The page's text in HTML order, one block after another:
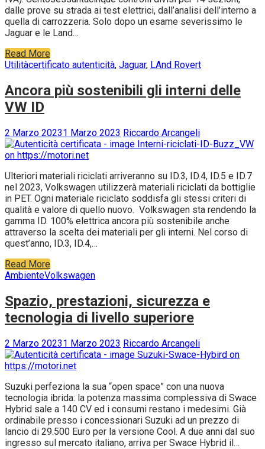
dalle prove su strada ai test elettrici, dall’analisi dell’interno a
quella di carrozzeria. Solo dopo un esame severissimo le
Jaguar e le Land…
Read More
Utilitàcertificato autenticità, Jaguar, LAnd Rovert
Ancora più sostenibili gli interni delle
VW ID
2 Marzo 20231 Marzo 2023 Riccardo Arcangeli
Ulteriori materiali riciclati arriveranno su ID.3, ID.4, ID.5 e ID.7
nel 2023, Volkswagen utilizzerà materiali riciclati da bottiglie
in PET. Ogni materiale riciclato soddisfa gli stessi criteri di
qualità e valore di quello nuovo. Volkswagen sta rendendo la
gamma ID. 100% elettrica ancora più sostenibile anche
attraverso la scelta dei materiali per gli interni. Nel corso di
quest’anno, ID.3, ID.4,…
Read More
AmbienteVolkswagen
Spazio, prestazioni, sicurezza e
tecnologia di livello superiore
2 Marzo 20231 Marzo 2023 Riccardo Arcangeli
Suzuki perfeziona la sua “open space” con una nuova
tecnologia ibrida: la potenza massima complessiva di Swace
Hybrid sale a 140 CV ed i consumi restano i medesimi. Già
ordinabile presso i concessionari Suzuki ad un prezzo di
lancio di 29.500 Euro per la versione Cool. A due anni dal suo
ingresso sul mercato italiano, arriva per Swace Hybrid il…